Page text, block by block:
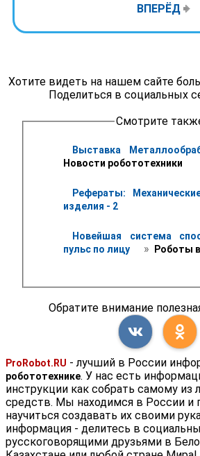
ВПЕРЁД
Хотите видеть на нашем сайте
Поделиться в социальных
Смотрите
Выставка
Новости робототехники
Рефераты:
изделия - 2
Новейшая система
пульс по лицу
» Роботы
Обратите внимание
ProRobot.RU - лучший в России
робототехнике. У нас есть
инструкции как собрать самому из
средств. Мы находимся в России
научиться создавать их своими
информация - делитесь в
русскоговорящими друзьями в